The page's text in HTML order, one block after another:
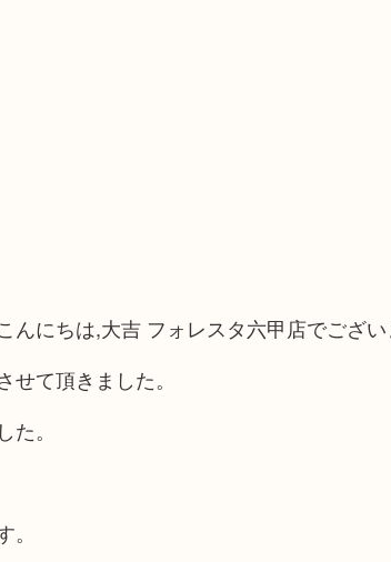
にちは,大吉 フォレスタ六甲店でござ
て頂きました。
。